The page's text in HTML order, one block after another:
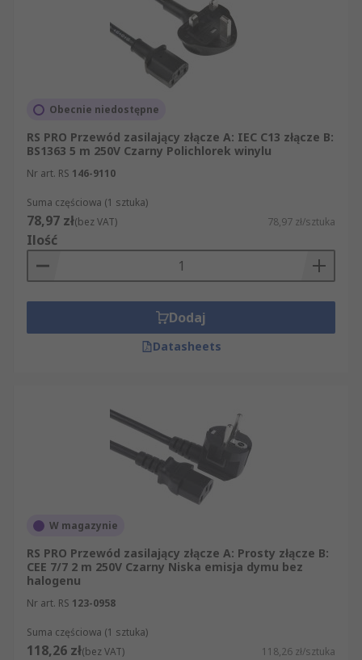
Obecnie niedostępne
RS PRO Przewód zasilający złącze A: IEC C13 złącze B:
BS1363 5 m 250V Czarny Polichlorek winylu
Nr art. RS 146-9110
Suma częściowa (1 sztuka)
78,97 zł(bez VAT) 78,97 zł/sztuka
Ilość
Dodaj
Datasheets
W magazynie
RS PRO Przewód zasilający złącze A: Prosty złącze B:
CEE 7/7 2 m 250V Czarny Niska emisja dymu bez
halogenu
Nr art. RS 123-0958
Suma częściowa (1 sztuka)
118,26 zł(bez VAT) 118,26 zł/sztuka